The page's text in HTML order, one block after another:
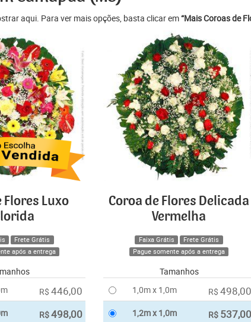
aqui. Para ver mais opções, basta clicar em“Mais Coroas de
Flores Luxo
Frete Grátis
após a entrega
R$ 446,00
R$498,00
Coroa de Flores Delicada
Vermelha
Faixa Grátis
Frete Grátis
Pague somente após a entrega
Tamanhos
1,0m x 1,0m
R$ 498,00
1,2m x 1,0m R$ 537,00